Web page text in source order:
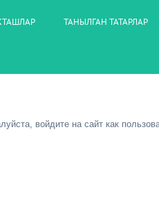
ТАНЫЛГАН ТАТАРЛАР
войдите на сайт как